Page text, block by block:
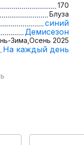
170
Блуза
синий
Демисезон
Зима, Осень 2025
На каждый день